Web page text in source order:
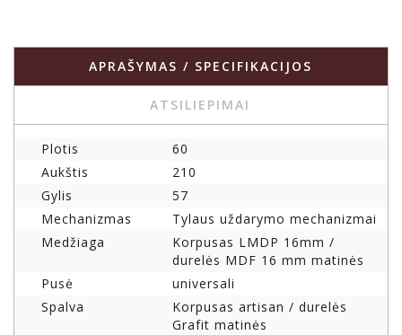
APRAŠYMAS / SPECIFIKACIJOS
ATSILIEPIMAI
Plotis
60
Aukštis
210
Gylis
57
Mechanizmas
Tylaus uždarymo mechanizmai
Medžiaga
Korpusas LMDP 16mm /
durelės MDF 16 mm matinės
Pusė
universali
Spalva
Korpusas artisan / durelės
Grafit matinės